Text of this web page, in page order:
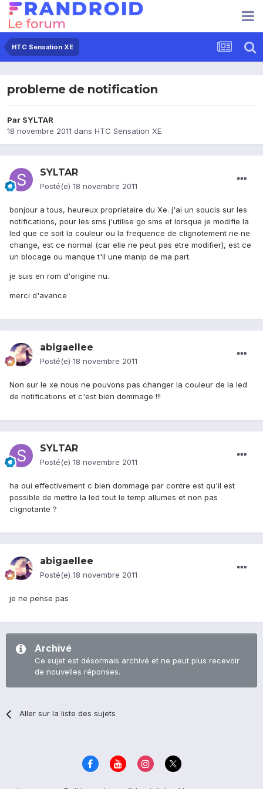
HTC Sensation XE
probleme de notification
Par SYLTAR
18 novembre 2011 dans HTC Sensation XE
SYLTAR
Posté(e) 18 novembre 2011
bonjour a tous, heureux proprietaire du Xe. j'ai un soucis sur les
notifications, pour les sms j'utilise go sms et lorsque je modifie la
led que ce soit la couleur ou la frequence de clignotement rie ne
change, est ce normal (car elle ne peut pas etre modifier), est ce
un blocage ou manque t'il une manip de ma part.
je suis en rom d'origine nu.
merci d'avance
abigaellee
Posté(e) 18 novembre 2011
Non sur le xe nous ne pouvons pas changer la couleur de la led
de notifications et c'est bien dommage !!!
SYLTAR
Posté(e) 18 novembre 2011
ha oui effectivement c bien dommage par contre est qu'il est
possible de mettre la led tout le temp allumes et non pas
clignotante ?
abigaellee
Posté(e) 18 novembre 2011
je ne pense pas
Archivé
Ce sujet est désormais archivé et ne peut plus recevoir
de nouvelles réponses.
Aller sur la liste des sujets